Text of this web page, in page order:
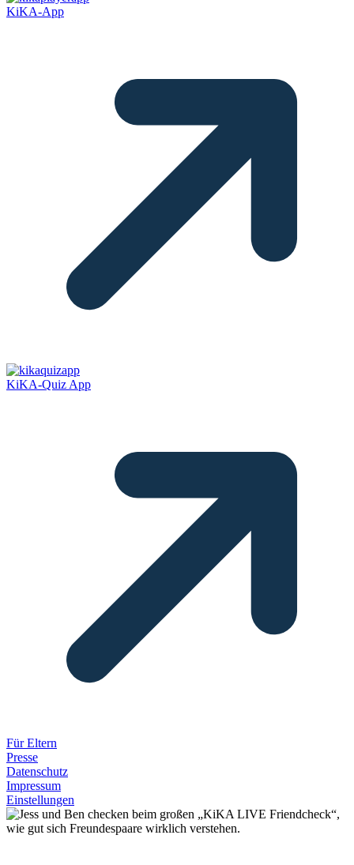
KiKA-App
KiKA-Quiz App
Für Eltern
Presse
Datenschutz
Impressum
Einstellungen